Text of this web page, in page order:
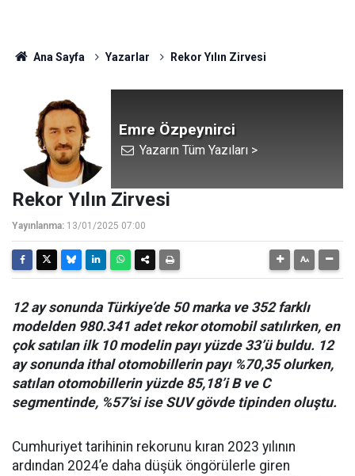
Ana Sayfa Yazarlar Rekor Yılın Zirvesi
Emre Özpeynirci
Yazarın Tüm Yazıları >
Rekor Yılın Zirvesi
Yayınlanma: 13/01/2025 07:00
12 ay sonunda Türkiye’de 50 marka ve 352 farklı
modelden 980.341 adet rekor otomobil satılırken, en
çok satılan ilk 10 modelin payı yüzde 33’ü buldu. 12
ay sonunda ithal otomobillerin payı %70,35 olurken,
satılan otomobillerin yüzde 85,18’i B ve C
segmentinde, %57’si ise SUV gövde tipinden oluştu.
Cumhuriyet tarihinin rekorunu kıran 2023 yılının
ardından 2024’e daha düşük öngörülerle giren